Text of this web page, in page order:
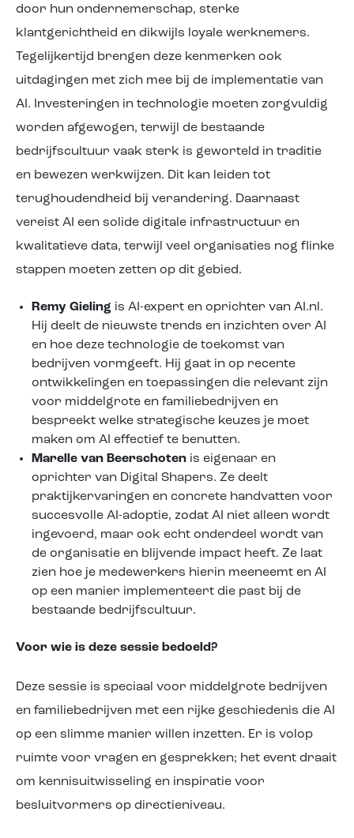
door hun ondernemerschap, sterke
klantgerichtheid en dikwijls loyale werknemers.
Tegelijkertijd brengen deze kenmerken ook
uitdagingen met zich mee bij de implementatie van
AI. Investeringen in technologie moeten zorgvuldig
worden afgewogen, terwijl de bestaande
bedrijfscultuur vaak sterk is geworteld in traditie
en bewezen werkwijzen. Dit kan leiden tot
terughoudendheid bij verandering. Daarnaast
vereist AI een solide digitale infrastructuur en
kwalitatieve data, terwijl veel organisaties nog flinke
stappen moeten zetten op dit gebied.
Remy Gieling is AI-expert en oprichter van AI.nl.
Hij deelt de nieuwste trends en inzichten over AI
en hoe deze technologie de toekomst van
bedrijven vormgeeft. Hij gaat in op recente
ontwikkelingen en toepassingen die relevant zijn
voor middelgrote en familiebedrijven en
bespreekt welke strategische keuzes je moet
maken om AI effectief te benutten.
Marelle van Beerschoten is eigenaar en
oprichter van Digital Shapers. Ze deelt
praktijkervaringen en concrete handvatten voor
succesvolle AI-adoptie, zodat AI niet alleen wordt
ingevoerd, maar ook echt onderdeel wordt van
de organisatie en blijvende impact heeft. Ze laat
zien hoe je medewerkers hierin meeneemt en AI
op een manier implementeert die past bij de
bestaande bedrijfscultuur.
Voor wie is deze sessie bedoeld?
Deze sessie is speciaal voor middelgrote bedrijven
en familiebedrijven met een rijke geschiedenis die AI
op een slimme manier willen inzetten. Er is volop
ruimte voor vragen en gesprekken; het event draait
om kennisuitwisseling en inspiratie voor
besluitvormers op directieniveau.